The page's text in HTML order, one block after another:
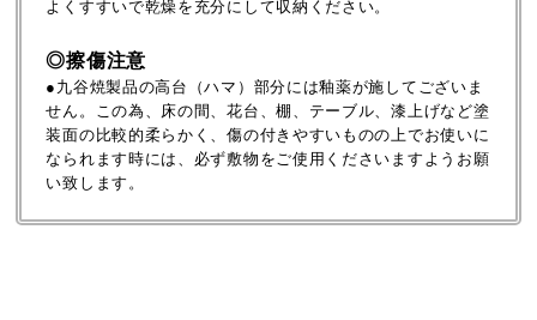
よくすすいで乾燥を充分にして収納ください。
◎擦傷注意
●九谷焼製品の高台（ハマ）部分には釉薬が施してございま
せん。この為、床の間、花台、棚、テーブル、漆上げなど塗
装面の比較的柔らかく、傷の付きやすいものの上でお使いに
なられます時には、必ず敷物をご使用くださいますようお願
い致します。